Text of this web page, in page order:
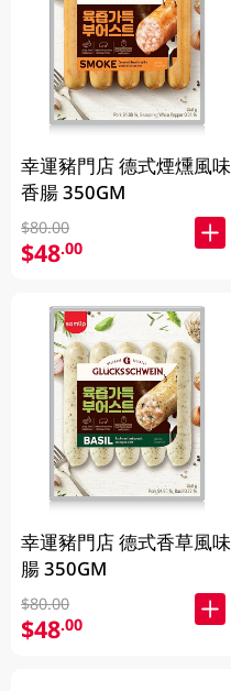
幸運豬門店 德式煙燻風味
香腸 350GM
$80.00
$48.00
幸運豬門店 德式香草風味
腸 350GM
$80.00
$48.00